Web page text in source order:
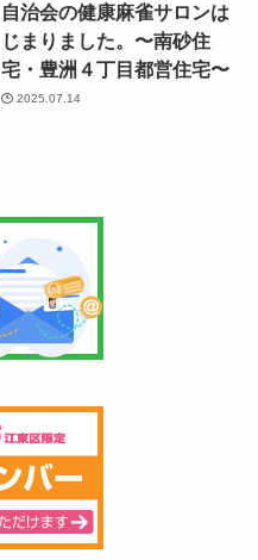
自治会の健康麻雀サロンは
じまりました。〜南砂住
宅・豊洲４丁目都営住宅〜
2025.07.14